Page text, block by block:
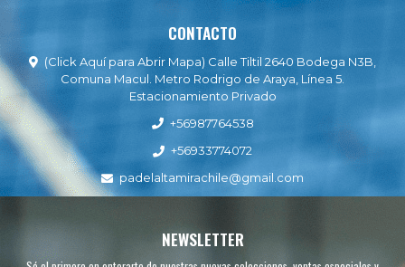
CONTACTO
(Click Aquí para Abrir Mapa) Calle Tiltil 2640 Bodega N3B,
Comuna Macul. Metro Rodrigo de Araya, Línea 5.
Estacionamiento Privado
+56987764538
+56933774072
padelaltamirachile@gmail.com
NEWSLETTER